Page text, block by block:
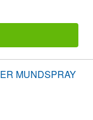
MUNDSPRAY